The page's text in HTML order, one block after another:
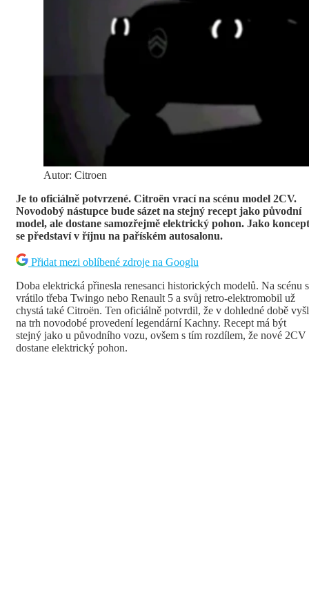
Autor: Citroen
Je to oficiálně potvrzené. Citroën vrací na scénu model 2CV.
Novodobý nástupce bude sázet na stejný recept jako původní
model, ale dostane samozřejmě elektrický pohon. Jako koncept
se představí v říjnu na paříském autosalonu.
Přidat mezi oblíbené zdroje na Googlu
Doba elektrická přinesla renesanci historických modelů. Na scénu
vrátilo třeba Twingo nebo Renault 5 a svůj retro-elektromobil už
chystá také Citroën. Ten oficiálně potvrdil, že v dohledné době
na trh novodobé provedení legendární Kachny. Recept má být
stejný jako u původního vozu, ovšem s tím rozdílem, že nové 2CV
dostane elektrický pohon.